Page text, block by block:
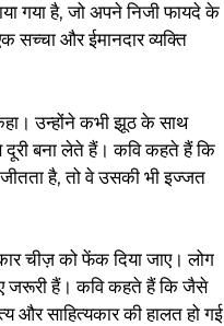
गया है, जो अपने निजी फायदे के
सच्चा और ईमानदार व्यक्ति
उन्होंने कभी झूठ के साथ
बना लेते हैं। कवि कहते हैं कि
है, तो वे उसकी भी इज्जत
चीज़ को फेंक दिया जाए। लोग
जरूरी हैं। कवि कहते हैं कि जैसे
और साहित्यकार की हालत हो गई